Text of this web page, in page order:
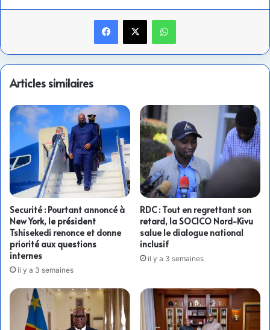
Facebook
X WhatsApp
Articles similaires
Securité : Pourtant annoncé à
New York, le président
Tshisekedi renonce et donne
priorité aux questions
internes
il y a 3 semaines
RDC : Tout en regrettant son
retard, la SOCICO Nord-Kivu
salue le dialogue national
inclusif
il y a 3 semaines